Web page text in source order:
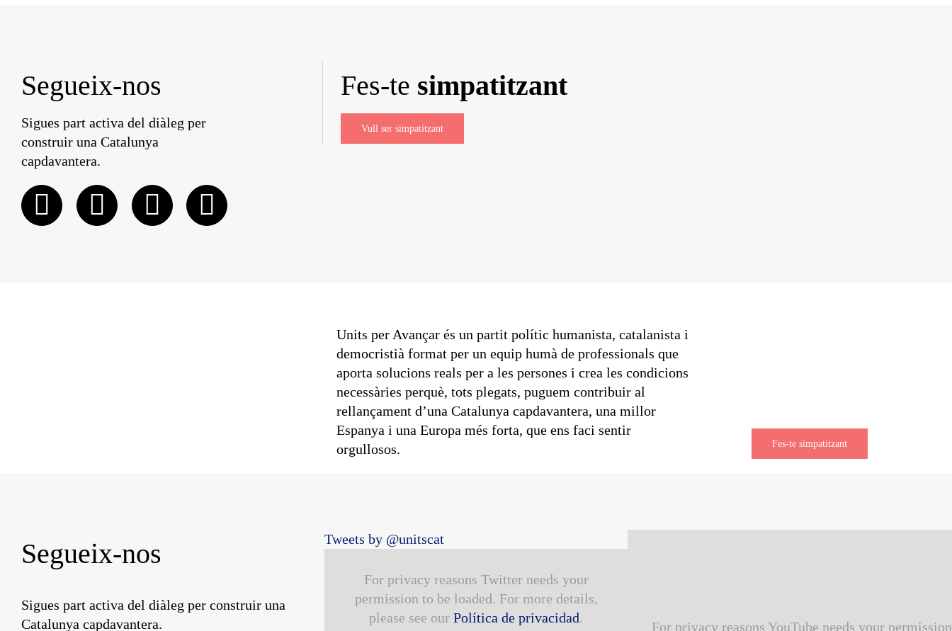
Segueix-nos
Sigues part activa del diàleg per
construir una Catalunya
capdavantera.
Fes-te simpatitzant
Vull ser simpatitzant
Units per Avançar és un partit polític humanista, catalanista i
democristià format per un equip humà de professionals que
aporta solucions reals per a les persones i crea les condicions
necessàries perquè, tots plegats, puguem contribuir al
rellançament d’una Catalunya capdavantera, una millor
Espanya i una Europa més forta, que ens faci sentir
orgullosos.
Fes-te simpatitzant
Segueix-nos
Sigues part activa del diàleg per construir una
Catalunya capdavantera.
Tweets by @unitscat
For privacy reasons Twitter needs your
permission to be loaded. For more details,
please see our Política de privacidad.
For privacy reasons YouTube needs your